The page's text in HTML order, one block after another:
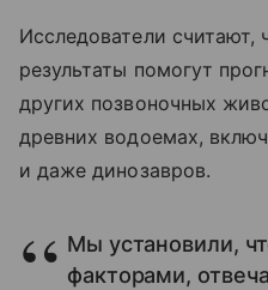
Исследователи считают,
результаты помогут
других позвоночных
древних водоемах,
и даже динозавров.
Мы установили,
факторами,